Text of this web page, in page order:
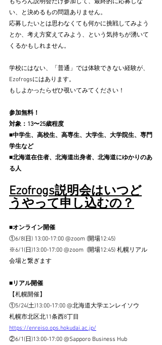
い、と決めるもの問題ありません。
応募したいとは思わなくても何かに挑戦してみよう
とか、考え方変えてみよう、という気持ちが湧いて
くるかもしれません。
学校にはない、「普通」では体験できない経験が、
Ezofrogsにはあります。
もしよかったらぜひ覗いてみてください！
参加無料！
対象：13〜25歳程度
■中学生、高校生、高専生、大学生、大学院生、専門
学生など
■北海道在住者、北海道出身者、北海道にゆかりのあ
る人
Ezofrogs説明会はいつど
うやって申し込むの？
■オンライン開催
①6/8(日) 13:00-17:00 @zoom (開場12:45)
※6/1(日)13:00-17:00 @zoom  (開場12:45) 札幌リアル
会場と繋ぎます
■リアル開催
【札幌開催】
①5/24(土)13:00-17:00 @北海道大学エンレイソウ
札幌市北区北11条西8丁目
https://enreiso.ops.hokudai.ac.jp/
②6/1(日)13:00-17:00 @Sapporo Business Hub